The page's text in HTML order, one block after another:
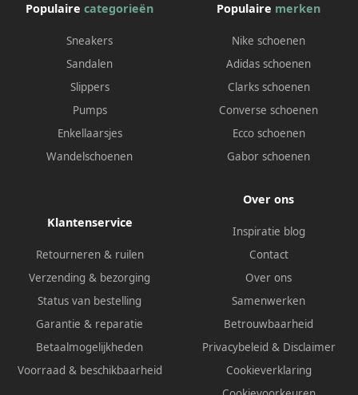
Populaire categorieën
Sneakers
Sandalen
Slippers
Pumps
Enkellaarsjes
Wandelschoenen
Populaire merken
Nike schoenen
Adidas schoenen
Clarks schoenen
Converse schoenen
Ecco schoenen
Gabor schoenen
Klantenservice
Retourneren & ruilen
Verzending & bezorging
Status van bestelling
Garantie & reparatie
Betaalmogelijkheden
Voorraad & beschikbaarheid
Over ons
Inspiratie blog
Contact
Over ons
Samenwerken
Betrouwbaarheid
Privacybeleid & Disclaimer
Cookieverklaring